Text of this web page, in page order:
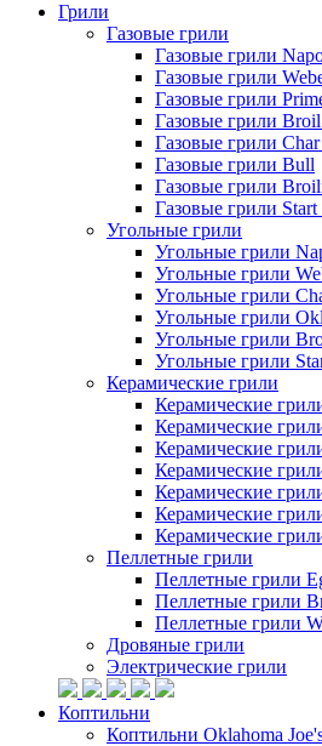
Грили
Газовые грили
Газовые грили
Газовые грили
Газовые грили
Газовые грили
Газовые грили
Газовые грили Bull
Газовые грили
Газовые грили
Угольные грили
Угольные грили
Угольные грили
Угольные грили
Угольные грили
Угольные грили
Угольные грили
Керамические грили
Керамические
Керамические
Керамические
Керамические
Керамические
Керамические
Керамические
Пеллетные грили
Пеллетные грили
Пеллетные грили
Пеллетные грили
Дровяные грили
Электрические грили
Коптильни
Коптильни Oklahoma